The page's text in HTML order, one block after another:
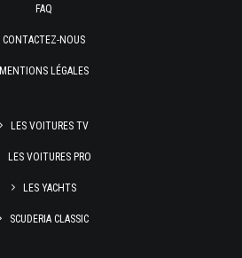
FAQ
CONTACTEZ-NOUS
MENTIONS LÉGALES
LES VOITURES TV
LES VOITURES PRO
LES YACHTS
SCUDERIA CLASSIC